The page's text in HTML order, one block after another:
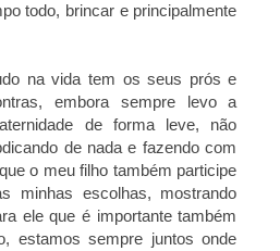
todo, brincar e principalmente
na vida tem os seus prós e
embora sempre levo a
de forma leve, não
de nada e fazendo com
o meu filho também participe
minhas escolhas, mostrando
ele que é importante também
estamos sempre juntos onde